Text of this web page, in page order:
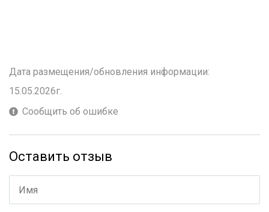
Дата размещения/обновления информации:
15.05.2026г.
Сообщить об ошибке
Оставить отзыв